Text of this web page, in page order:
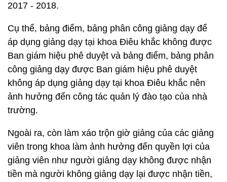
2017 - 2018.
Cụ thể, bảng điểm, bảng phân công giảng dạy để
áp dụng giảng dạy tại khoa Điêu khắc không được
Ban giám hiệu phê duyệt và bảng điểm, bảng phân
công giảng dạy được Ban giám hiệu phê duyệt
không áp dụng giảng dạy tại khoa Điêu khắc nên
ảnh hưởng đến công tác quản lý đào tạo của nhà
trường.
Ngoài ra, còn làm xáo trộn giờ giảng của các giảng
viên trong khoa làm ảnh hưởng đến quyền lợi của
giảng viên như người giảng dạy không được nhận
tiền mà người không giảng dạy lại được nhận tiền,